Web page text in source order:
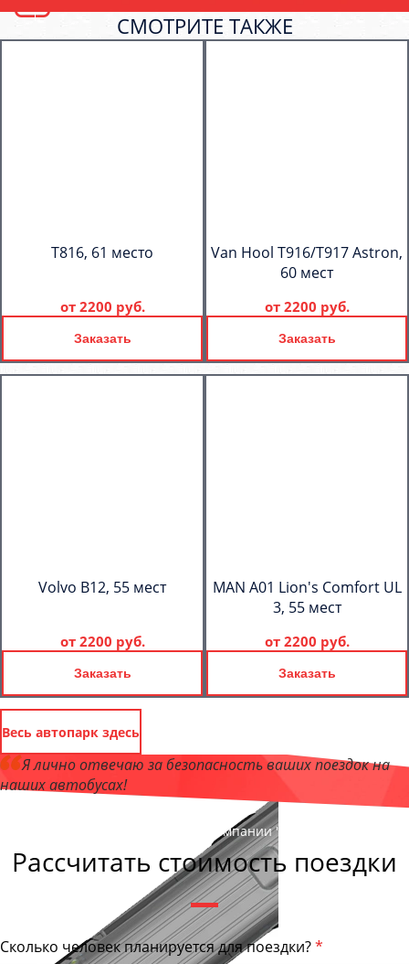
СМОТРИТЕ ТАКЖЕ
T816, 61 место
от 2200 руб.
Заказать
Van Hool T916/T917 Astron,
60 мест
от 2200 руб.
Заказать
Volvo B12, 55 мест
от 2200 руб.
Заказать
MAN A01 Lion's Comfort UL
3, 55 мест
от 2200 руб.
Заказать
Весь автопарк здесь
Я лично отвечаю за безопасность ваших поездок на
наших автобусах!
, директор компании "ОрёлБас"
Рассчитать стоимость поездки
Сколько человек планируется для поездки?